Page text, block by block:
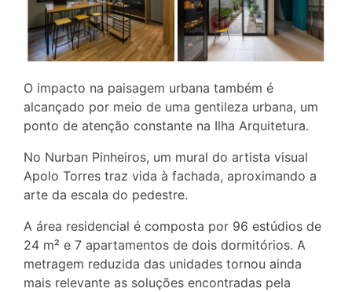
O impacto na paisagem urbana também é
alcançado por meio de uma gentileza urbana, um
ponto de atenção constante na Ilha Arquitetura.
No Nurban Pinheiros, um mural do artista visual
Apolo Torres traz vida à fachada, aproximando a
arte da escala do pedestre.
A área residencial é composta por 96 estúdios de
24 m² e 7 apartamentos de dois dormitórios. A
metragem reduzida das unidades tornou ainda
mais relevante as soluções encontradas pela